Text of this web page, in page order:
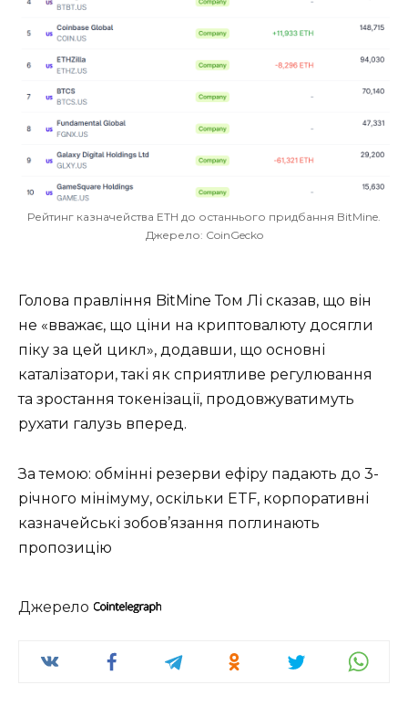
Рейтинг казначейства ETH до останнього придбання BitMine.
Джерело: CoinGecko
Голова правління BitMine Том Лі сказав, що він
не «вважає, що ціни на криптовалюту досягли
піку за цей цикл», додавши, що основні
каталізатори, такі як сприятливе регулювання
та зростання токенізації, продовжуватимуть
рухати галузь вперед.
За темою: обмінні резерви ефіру падають до 3-
річного мінімуму, оскільки ETF, корпоративні
казначейські зобов’язання поглинають
пропозицію
Джерело